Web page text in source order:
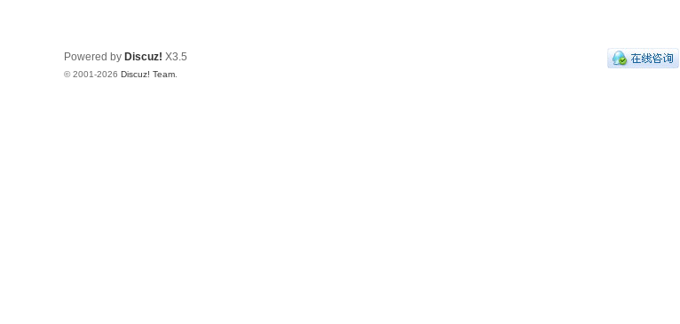
Powered by Discuz! X3.5
© 2001-2026 Discuz! Team